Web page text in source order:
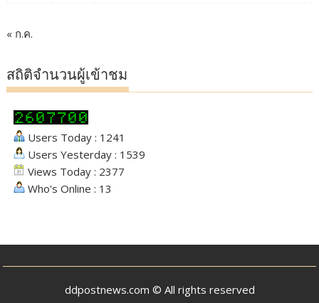
« ก.ค.
สถิติจำนวนผู้เข้าชม
Users Today : 1241
Users Yesterday : 1539
Views Today : 2377
Who's Online : 13
ddpostnews.com © All rights reserved